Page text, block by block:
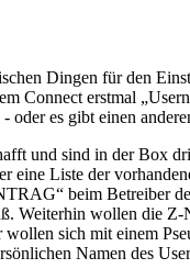
Dingen für den
Connect erstmal
oder es gibt einen
und sind in der Box
eine Liste der
beim Betreiber
Weiterhin wollen die
sich mit einem
Namen des